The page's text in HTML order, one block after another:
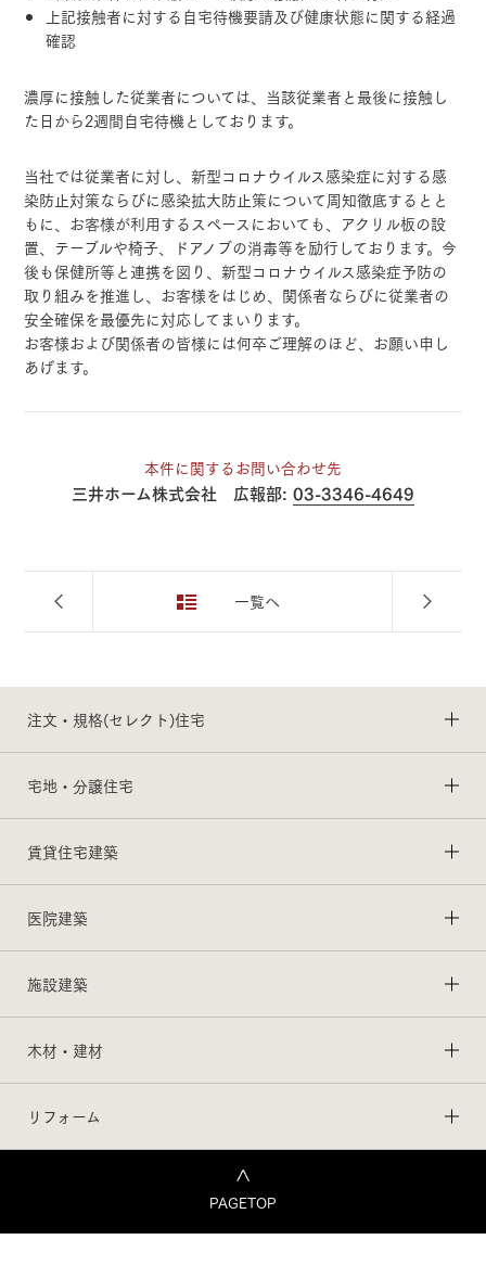
上記接触者に対する自宅待機要請及び健康状態に関する経過
確認
濃厚に接触した従業者については、当該従業者と最後に接触し
た日から2週間自宅待機としております。
当社では従業者に対し、新型コロナウイルス感染症に対する感
染防止対策ならびに感染拡大防止策について周知徹底するとと
もに、お客様が利用するスペースにおいても、アクリル板の設
置、テーブルや椅子、ドアノブの消毒等を励行しております。今
後も保健所等と連携を図り、新型コロナウイルス感染症予防の
取り組みを推進し、お客様をはじめ、関係者ならびに従業者の
安全確保を最優先に対応してまいります。
お客様および関係者の皆様には何卒ご理解のほど、お願い申し
あげます。
本件に関するお問い合わせ先
三井ホーム株式会社 広報部: 03-3346-4649
一覧へ
注文・規格(セレクト)住宅
宅地・分譲住宅
賃貸住宅建築
医院建築
施設建築
木材・建材
リフォーム
PAGETOP